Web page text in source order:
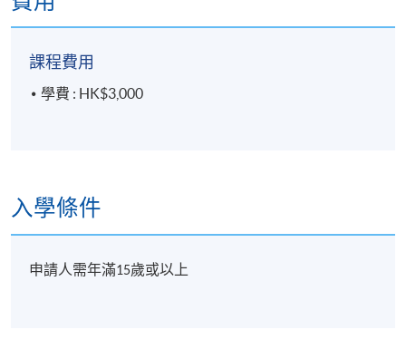
課程費用
學費 : HK$3,000
入學條件
申請人需年滿15歲或以上